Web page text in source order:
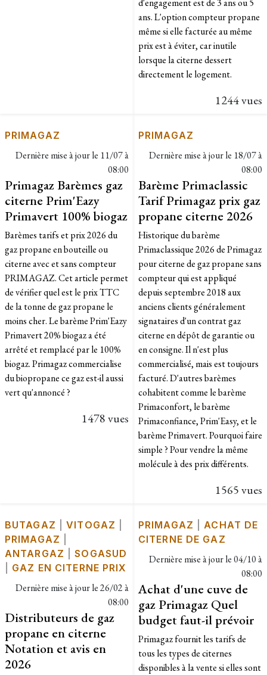
d'engagement est de 3 ans ou 5
ans. L'option compteur propane
même si elle facturée au même
prix est à éviter, car inutile
lorsque la citerne dessert
directement le logement.
1244 vues
PRIMAGAZ
Dernière mise à jour le 11/07 à
08:00
Primagaz Barèmes gaz
citerne Prim'Eazy
Primavert 100% biogaz
Barèmes tarifs et prix 2026 du
gaz propane en bouteille ou
citerne avec et sans compteur
PRIMAGAZ. Cet article permet
de vérifier quel est le prix TTC
de la tonne de gaz propane le
moins cher. Le barème Prim'Eazy
Primavert 20% biogaz a été
arrêté et remplacé par le 100%
biogaz. Primagaz commercialise
du biopropane ce gaz est-il aussi
vert qu'annoncé ?
1478 vues
PRIMAGAZ
Dernière mise à jour le 18/07 à
08:00
Barème Primaclassic
Tarif Primagaz prix gaz
propane citerne 2026
Historique du barème
Primaclassique 2026 de Primagaz
pour citerne de gaz propane sans
compteur qui est appliqué
depuis septembre 2018 aux
anciens clients généralement
signataires d'un contrat gaz
citerne en dépôt de garantie ou
en consigne. Il n'est plus
commercialisé, mais est toujours
facturé. D'autres barèmes
cohabitent comme le barème
Primaconfort, le barème
Primaconfiance, Prim'Easy, et le
barème Primavert. Pourquoi faire
simple ? Pour vendre la même
molécule à des prix différents.
1565 vues
BUTAGAZ |VITOGAZ
PRIMAGAZ
ANTARGAZ |SOGASUD
GAZ EN CITERNE PRIX
Dernière mise à jour le26/02 à
08:00
Distributeurs de gaz
propane en citerne
Notation et avis en
2026
PRIMAGAZ |ACHAT DE
CITERNE DE GAZ
Dernière mise à jour le04/10 à
08:00
Achat d'une cuve de
gaz Primagaz Quel
budget faut-il prévoir
Primagaz fournit les tarifs de
tous les types de citernes
disponibles à la vente si elles sont